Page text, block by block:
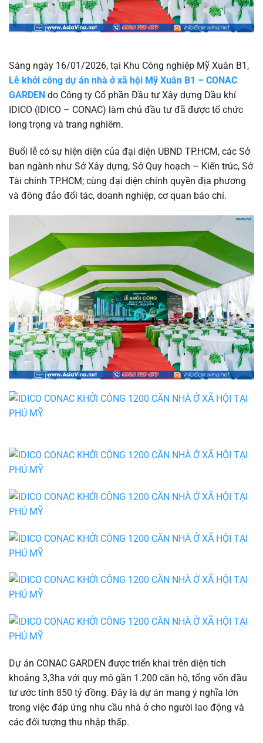
Sáng ngày 16/01/2026, tại Khu Công nghiệp Mỹ Xuân B1,
Lễ khởi công dự án nhà ở xã hội Mỹ Xuân B1 – CONAC
GARDEN do Công ty Cổ phần Đầu tư Xây dựng Dầu khí
IDICO (IDICO – CONAC) làm chủ đầu tư đã được tổ chức
long trọng và trang nghiêm.
Buổi lễ có sự hiện diện của đại diện UBND TP.HCM, các Sở
ban ngành như Sở Xây dựng, Sở Quy hoạch – Kiến trúc, Sở
Tài chính TP.HCM; cùng đại diện chính quyền địa phương
và đông đảo đối tác, doanh nghiệp, cơ quan báo chí.
Dự án CONAC GARDEN được triển khai trên diện tích
khoảng 3,3ha với quy mô gần 1.200 căn hộ, tổng vốn đầu
tư ước tính 850 tỷ đồng. Đây là dự án mang ý nghĩa lớn
trong việc đáp ứng nhu cầu nhà ở cho người lao động và
các đối tượng thu nhập thấp.